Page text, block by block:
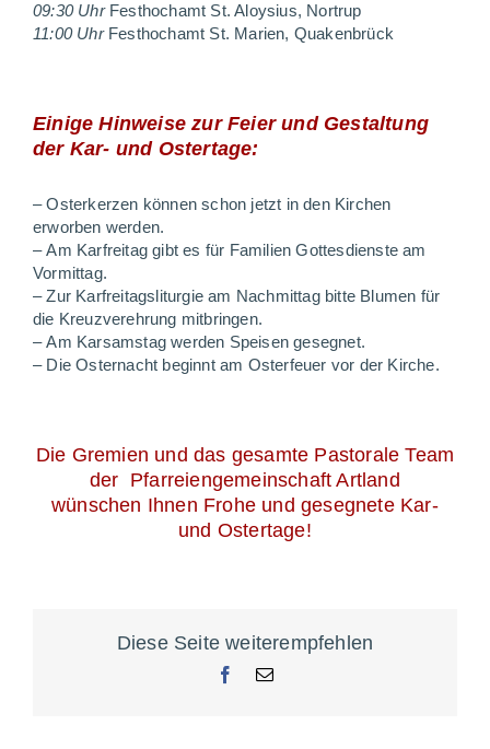
09:30 Uhr Festhochamt St. Aloysius, Nortrup
11:00 Uhr Festhochamt St. Marien, Quakenbrück
Einige Hinweisezur Feier und Gestaltung
der Kar- und Ostertage:
–Osterkerzen können schon jetzt in den Kirchen
erworben werden.
–Am Karfreitag gibt es für Familien Gottesdienste am
Vormittag.
–Zur Karfreitagsliturgie am Nachmittag bitte Blumen für
die Kreuzverehrung mitbringen.
–Am Karsamstag werden Speisen gesegnet.
– Die Osternacht beginnt am Osterfeuer vor der Kirche.
Die Gremien und das gesamte Pastorale Team
der Pfarreiengemeinschaft Artland
wünschen Ihnen Frohe und gesegnete Kar-
und Ostertage!
Diese Seite weiterempfehlen
Facebook
E-